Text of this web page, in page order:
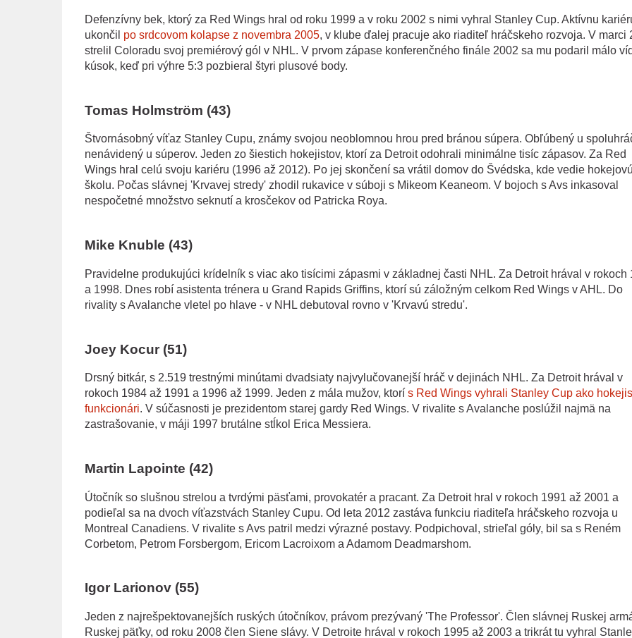
Defenzívny bek, ktorý za Red Wings hral od roku 1999 a v roku 2002 s nimi vyhral Stanley Cup. Aktívnu
ukončil po srdcovom kolapse z novembra 2005, v klube ďalej pracuje ako riaditeľ hráčskeho rozvoja. V marci
strelil Coloradu svoj premiérový gól v NHL. V prvom zápase konferenčného finále 2002 sa mu podaril málo
kúsok, keď pri výhre 5:3 pozbieral štyri plusové body.
Tomas Holmström (43)
Štvornásobný víťaz Stanley Cupu, známy svojou neoblomnou hrou pred bránou súpera. Obľúbený u
nenávidený u súperov. Jeden zo šiestich hokejistov, ktorí za Detroit odohrali minimálne tisíc zápasov. Za Red
Wings hral celú svoju kariéru (1996 až 2012). Po jej skončení sa vrátil domov do Švédska, kde vedie hokejovú
školu. Počas slávnej 'Krvavej stredy' zhodil rukavice v súboji s Mikeom Keaneom. V bojoch s Avs inkasoval
nespočetné množstvo seknutí a krosčekov od Patricka Roya.
Mike Knuble (43)
Pravidelne produkujúci krídelník s viac ako tisícimi zápasmi v základnej časti NHL. Za Detroit hrával v rokoch
a 1998. Dnes robí asistenta trénera u Grand Rapids Griffins, ktorí sú záložným celkom Red Wings v AHL. Do
rivality s Avalanche vletel po hlave - v NHL debutoval rovno v 'Krvavú stredu'.
Joey Kocur (51)
Drsný bitkár, s 2.519 trestnými minútami dvadsiaty najvylučovanejší hráč v dejinách NHL. Za Detroit hrával v
rokoch 1984 až 1991 a 1996 až 1999. Jeden z mála mužov, ktorí s Red Wings vyhrali Stanley Cup ako
funkcionári. V súčasnosti je prezidentom starej gardy Red Wings. V rivalite s Avalanche poslúžil najmä na
zastrašovanie, v máji 1997 brutálne stĺkol Erica Messiera.
Martin Lapointe (42)
Útočník so slušnou strelou a tvrdými päsťami, provokatér a pracant. Za Detroit hral v rokoch 1991 až 2001 a
podieľal sa na dvoch víťazstvách Stanley Cupu. Od leta 2012 zastáva funkciu riaditeľa hráčskeho rozvoja u
Montreal Canadiens. V rivalite s Avs patril medzi výrazné postavy. Podpichoval, strieľal góly, bil sa s Reném
Corbetom, Petrom Forsbergom, Ericom Lacroixom a Adamom Deadmarshom.
Igor Larionov (55)
Jeden z najrešpektovanejších ruských útočníkov, právom prezývaný 'The Professor'. Člen slávnej Ruskej
Ruskej päťky, od roku 2008 člen Siene slávy. V Detroite hrával v rokoch 1995 až 2003 a trikrát tu vyhral